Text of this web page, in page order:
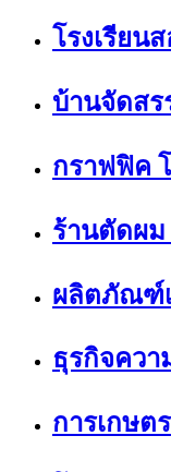
โรงเรียน
บ้านจัดสร
กราฟฟิค
ร้านตัดผม
ผลิตภัณฑ์
ธุรกิจควา
การเกษตร